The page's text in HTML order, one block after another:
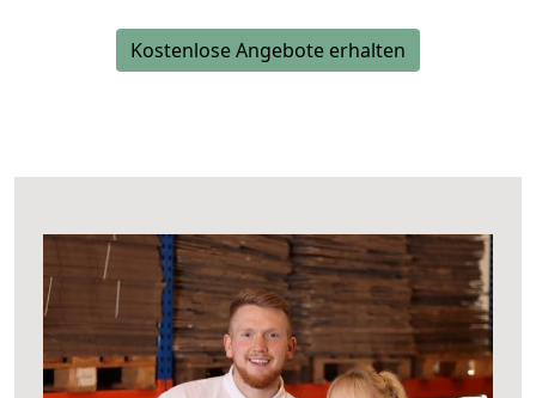
Kostenlose Angebote erhalten